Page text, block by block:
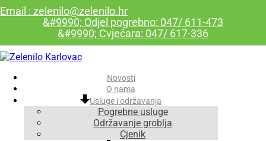
Email : zelenilo@zelenilo.hr
&#9990; Odjel pogrebno: 047/ 611-473
&#9990; Cvjećara: 047/ 617-336
Novosti
O nama
Usluge i održavanja
Pogrebne usluge
Održavanje groblja
Cjenik